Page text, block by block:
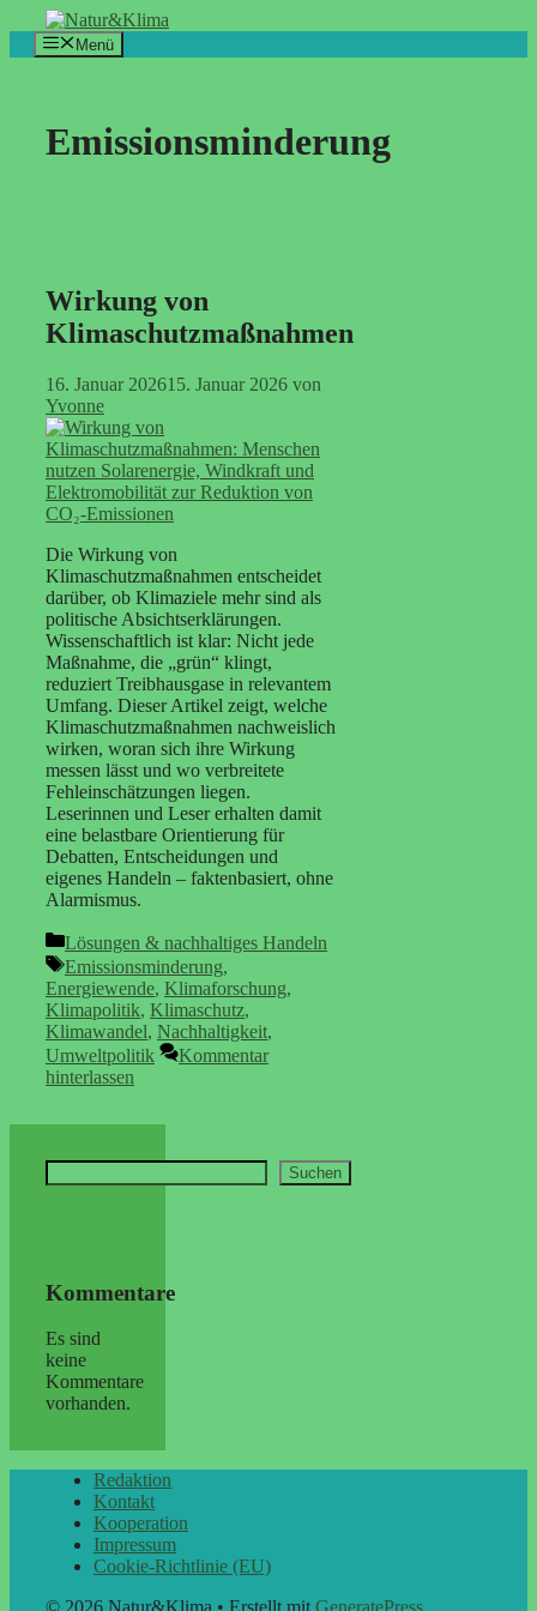
Inhalt
springen
Menü
Emissionsminderung
Wirkung von
Klimaschutzmaßnahmen
16. Januar 202615. Januar 2026 von
Yvonne
Die Wirkung von
Klimaschutzmaßnahmen entscheidet
darüber, ob Klimaziele mehr sind als
politische Absichtserklärungen.
Wissenschaftlich ist klar: Nicht jede
Maßnahme, die „grün“ klingt,
reduziert Treibhausgase in relevantem
Umfang. Dieser Artikel zeigt, welche
Klimaschutzmaßnahmen nachweislich
wirken, woran sich ihre Wirkung
messen lässt und wo verbreitete
Fehleinschätzungen liegen.
Leserinnen und Leser erhalten damit
eine belastbare Orientierung für
Debatten, Entscheidungen und
eigenes Handeln – faktenbasiert, ohne
Alarmismus.
Kategorien
Lösungen & nachhaltiges Handeln
Schlagwörter
Emissionsminderung,
Energiewende, Klimaforschung,
Klimapolitik, Klimaschutz,
Klimawandel, Nachhaltigkeit,
Umweltpolitik
Kommentar
hinterlassen
Suchen Suchen
Kommentare
Es sind
keine
Kommentare
vorhanden.
Redaktion
Kontakt
Kooperation
Impressum
Cookie-Richtlinie (EU)